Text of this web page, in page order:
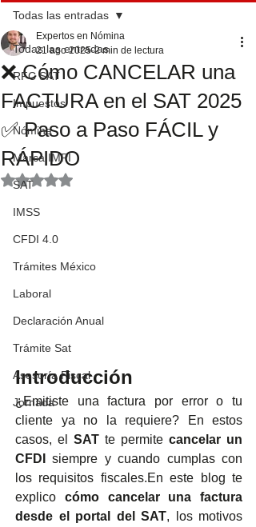
Todas las entradas
RFC SAT
Impuestos
Nómina
Marca IMPI
SAT
IMSS
CFDI 4.0
Trámites México
Laboral
Declaración Anual
Trámite Sat
Asesoría Fiscal
Jornada
Todas las entradas
❌ Cómo CANCELAR una
FACTURA en el SAT 2025
✅ Paso a Paso FÁCIL y
RÁPIDO
Expertos en Nómina
21 ago 2025 2 min de lectura
Obtuvo NaN de 5 estrellas.
Introducción
¿Emitiste una factura por error o tu
cliente ya no la requiere? En estos
casos, el SAT te permite cancelar un
CFDI
siempre y cuando cumplas con
los requisitos fiscales.En este blog te
explico cómo cancelar una factura
desde el portal del SAT, los motivos